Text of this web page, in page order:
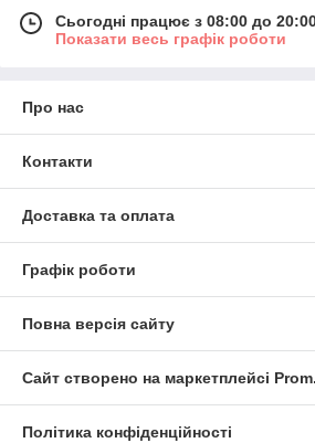
Сьогодні працює з 08:00 до
Показати весь графік роботи
Про нас
Контакти
Доставка та оплата
Графік роботи
Повна версія сайту
Сайт створено на маркетплейсі
Політика конфіденційності